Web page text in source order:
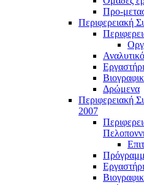
Προ-
Περιφερειακή
Δρώμενα
Περιφερειακή
2007